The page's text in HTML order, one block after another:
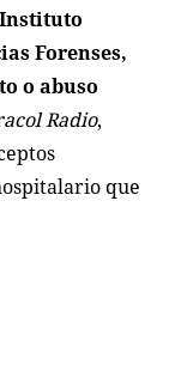
Forenses,
o abuso
Radio,
que